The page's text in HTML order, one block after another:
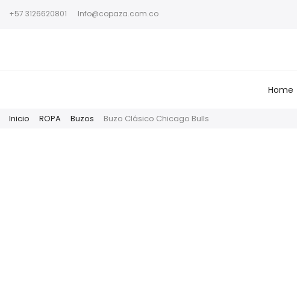
+57 3126620801 Info@copaza.com.co
Home
Inicio ROPA Buzos Buzo Clásico Chicago Bulls